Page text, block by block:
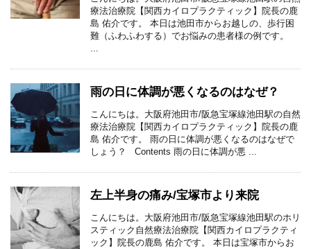
療法治療院【関西カイロプラクティック】院長の鹿
島 佑介です。 本日は池田市からお越しの、歩行困
難（ふわふわする）でお悩みの患者様の例です。
...
雨の日に体調が悪くなるのはなぜ？
こんにちは。大阪府池田市/阪急宝塚線池田駅の自然
療法治療院【関西カイロプラクティック】院長の鹿
島 佑介です。 雨の日に体調が悪くなるのはなぜで
しょう？ Contents 雨の日に体調が悪 ...
左上半身の痛み/宝塚市より来院
こんにちは。大阪府池田市/阪急宝塚線池田駅のホリ
スティック自然療法治療院【関西カイロプラクティ
ック】院長の鹿島 佑介です。 本日は宝塚市からお